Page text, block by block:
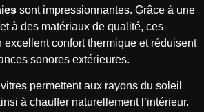
sont impressionnantes. Grâce à une
à des matériaux de qualité, ces
excellent confort thermique et réduisent
sonores extérieures.
permettent aux rayons du soleil
à chauffer naturellement l’intérieur.